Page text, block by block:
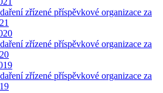
zřízené příspěvkové organizace za
zřízené příspěvkové organizace za
zřízené příspěvkové organizace za